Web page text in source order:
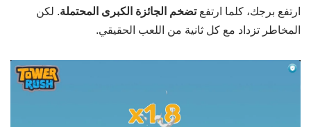
ارتفع برجك، كلما ارتفعتضخم الجائزة الكبرى المحتملة. لكن
المخاطر تزداد مع كل ثانية من اللعب الحقيقي.